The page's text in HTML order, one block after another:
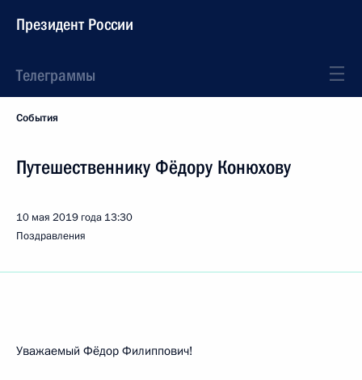
Президент России
Телеграммы
События
Путешественнику Фёдору Конюхову
10 мая 2019 года 13:30
Поздравления
Уважаемый Фёдор Филиппович!